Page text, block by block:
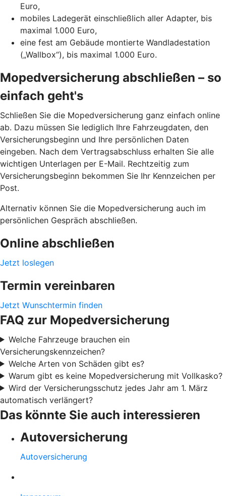
Euro,
mobiles Ladegerät einschließlich aller Adapter, bis
maximal 1.000 Euro,
eine fest am Gebäude montierte Wandladestation
(„Wallbox“), bis maximal 1.000 Euro.
Mopedversicherung abschließen – so
einfach geht's
Schließen Sie die Mopedversicherung ganz einfach online
ab. Dazu müssen Sie lediglich Ihre Fahrzeugdaten, den
Versicherungsbeginn und Ihre persönlichen Daten
eingeben. Nach dem Vertragsabschluss erhalten Sie alle
wichtigen Unterlagen per E-Mail. Rechtzeitig zum
Versicherungsbeginn bekommen Sie Ihr Kennzeichen per
Post.
Alternativ können Sie die Mopedversicherung auch im
persönlichen Gespräch abschließen.
Online abschließen
Jetzt loslegen
Termin vereinbaren
Jetzt Wunschtermin finden
FAQ zur Mopedversicherung
Welche Fahrzeuge brauchen ein
Versicherungskennzeichen?
Welche Arten von Schäden gibt es?
Warum gibt es keine Mopedversicherung mit Vollkasko?
Wird der Versicherungsschutz jedes Jahr am 1. März
automatisch verlängert?
Das könnte Sie auch interessieren
Autoversicherung
Autoversicherung